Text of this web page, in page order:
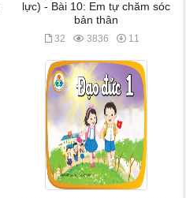
lực) - Bài 10: Em tự chăm sóc
bản thân
32 3836 11